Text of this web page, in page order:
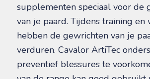
supplementen speciaal voor de
van je paard. Tijdens training en
hebben de gewrichten van je
verduren. Cavalor ArtiTec
preventief blessures te